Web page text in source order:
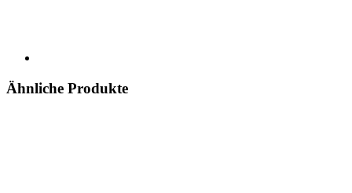
Ähnliche Produkte